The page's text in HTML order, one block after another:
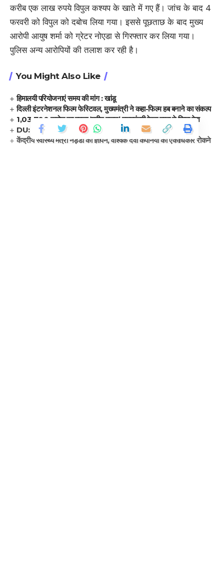
करीब एक लाख रुपये विपुल कश्यप के खाते में गए हैं। जांच के बाद 4
फरवरी को विपुल को दबोच लिया गया। इससे पूछताछ के बाद मुख्य
आरोपी आयुष शर्मा को ग्रेटर नोएडा से गिरफ्तार कर लिया गया।
पुलिस अन्य आरोपियों की तलाश कर रही है।
You Might Also Like
हिमालयी परियोजनाएं समय की मांग : खांडू
दिल्ली इंटरनेशनल फिल्म फेस्टिवल, मुख्यमंत्री ने कहा-फिल्म हब बनाने का संकल्प
1,03,700 करोड़ का पहला ‘ग्रीन बजट’ मुख्यमंत्री रेखा गुप्ता ने किया पेश
DU: प्लेसमेंट, इंटर्नशिप ड्राइव का आयोजन, विद्यार्थियों को अवसर
केंद्रीय स्वास्थ्य मंत्री नड्डा को ज्ञापन, वैश्विक दवा कंपनियों का एकाधिकार रोकने